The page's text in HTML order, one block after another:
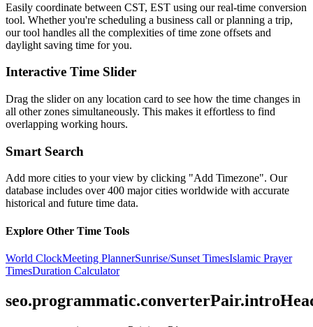
Easily coordinate between CST, EST using our real-time conversion
tool. Whether you're scheduling a business call or planning a trip,
our tool handles all the complexities of time zone offsets and
daylight saving time for you.
Interactive Time Slider
Drag the slider on any location card to see how the time changes in
all other zones simultaneously. This makes it effortless to find
overlapping working hours.
Smart Search
Add more cities to your view by clicking "Add Timezone". Our
database includes over 400 major cities worldwide with accurate
historical and future time data.
Explore Other Time Tools
World ClockMeeting PlannerSunrise/Sunset TimesIslamic Prayer
TimesDuration Calculator